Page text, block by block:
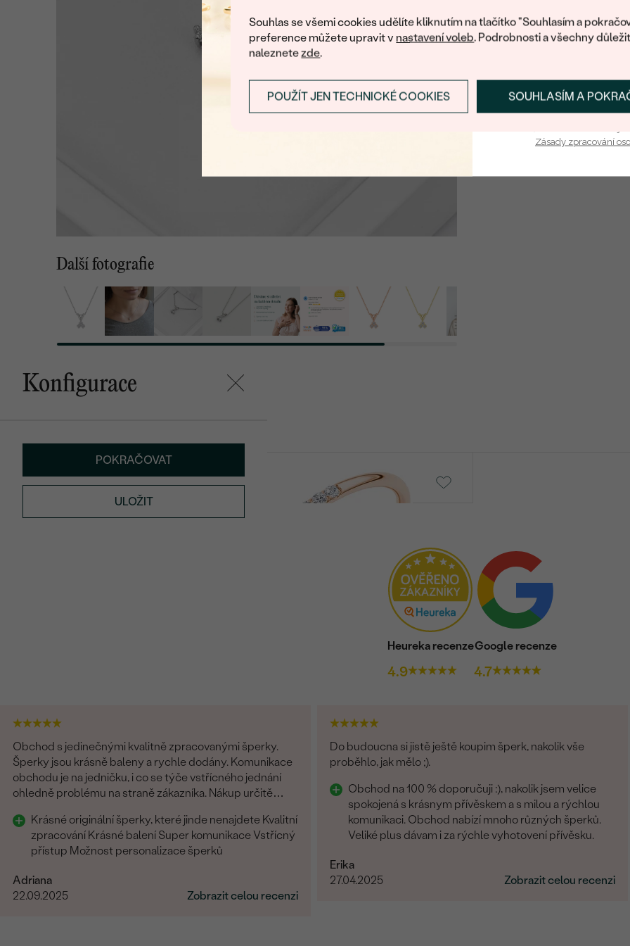
Souhlas se všemi cookies udělíte kliknutím na tlačítko "Souhlasím a
preference můžete upravit v nastavení voleb. Podrobnosti a všechny
naleznetezde.
SOUHLASÍM A
POUŽÍT JEN TECHNICKÉ COOKIES
Další fotografie
ČISTOTA:
TVAR:
PŮVOD:
Konfigurace
POKRAČOVAT
ULOŽIT
od 60 790 Kč
Heureka recenze
4.9
Google recenze
4.7
Obchod s jedinečnými kvalitně zpracovanými šperky.
Šperky jsou krásně baleny a rychle dodány. Komunikace
obchodu je na jedničku, i co se týče vstřícného jednání
ohledně problému na straně zákazníka. Nákup určitě
Krásné originální šperky, které jinde nenajdete Kvalitní
zpracování Krásné balení Super komunikace Vstřícný
přístup Možnost personalizace šperků
Adriana
22.09.2025
Zobrazit celou recenzi
Do budoucna si jistě ještě koupim šperk, nakolik vše
proběhlo, jak mělo ;).
Obchod na 100 % doporučuji :), nakolik jsem velice
spokojená s krásnym přívěskem a s milou a rýchlou
komunikaci. Obchod nabízí mnoho různých šperků.
Veliké plus dávam i za rýchle vyhotovení přívěsku.
Erika
27.04.2025
Zobrazit celou recenzi
PŘIHLÁSIT SE A
Zásady zpracování